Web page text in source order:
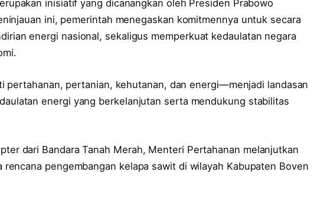
inisiatif yang dicanangkan oleh Presiden Prabowo
ini, pemerintah menegaskan komitmennya untuk secara
energi nasional, sekaligus memperkuat kedaulatan negara
pertanian, kehutanan, dan energi—menjadi landasan
energi yang berkelanjutan serta mendukung stabilitas
dari Bandara Tanah Merah, Menteri Pertahanan melanjutkan
rencana pengembangan kelapa sawit di wilayah Kabupaten Boven